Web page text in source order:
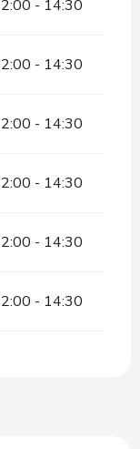
- 14:30
- 14:30
- 14:30
- 14:30
- 14:30
- 14:30